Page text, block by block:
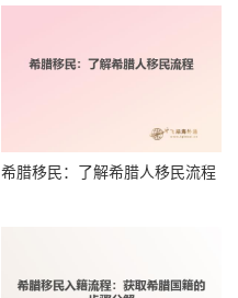
希腊移民：了解希腊人移民流程